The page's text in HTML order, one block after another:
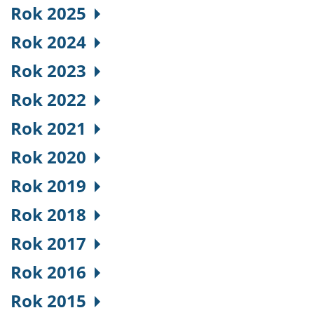
Rok 2025
Rok 2024
Rok 2023
Rok 2022
Rok 2021
Rok 2020
Rok 2019
Rok 2018
Rok 2017
Rok 2016
Rok 2015